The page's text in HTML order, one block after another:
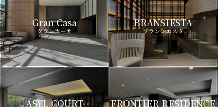
Gran Casa
グランカーサ
BRANSIESTA
ブランシエスタ
ASYL COURT FRONTIER RESIDENCE